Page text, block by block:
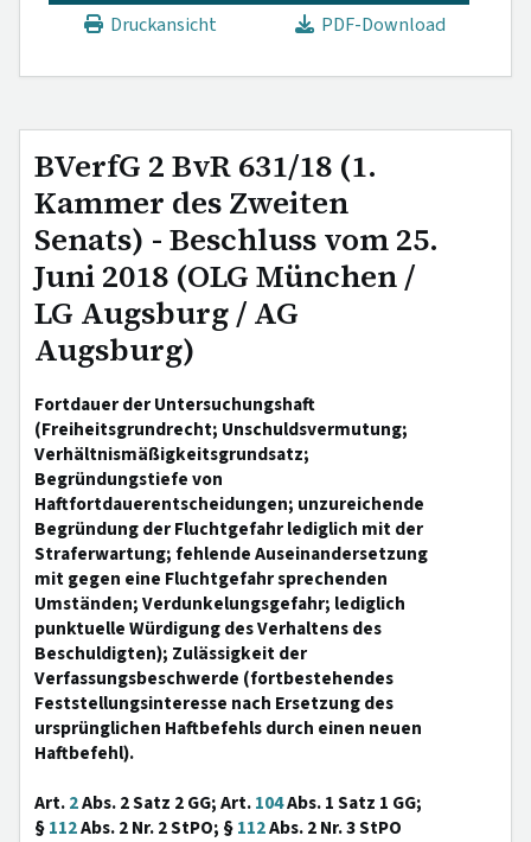
Druckansicht
PDF-Download
BVerfG 2 BvR 631/18 (1.
Kammer des Zweiten
Senats) - Beschluss vom 25.
Juni 2018 (OLG München /
LG Augsburg / AG
Augsburg)
Fortdauer der Untersuchungshaft
(Freiheitsgrundrecht; Unschuldsvermutung;
Verhältnismäßigkeitsgrundsatz;
Begründungstiefe von
Haftfortdauerentscheidungen; unzureichende
Begründung der Fluchtgefahr lediglich mit der
Straferwartung; fehlende Auseinandersetzung
mit gegen eine Fluchtgefahr sprechenden
Umständen; Verdunkelungsgefahr; lediglich
punktuelle Würdigung des Verhaltens des
Beschuldigten); Zulässigkeit der
Verfassungsbeschwerde (fortbestehendes
Feststellungsinteresse nach Ersetzung des
ursprünglichen Haftbefehls durch einen neuen
Haftbefehl).
Art.2Abs. 2 Satz 2 GG; Art.104Abs. 1 Satz 1 GG;
§112Abs. 2 Nr. 2 StPO; §112Abs. 2 Nr. 3 StPO